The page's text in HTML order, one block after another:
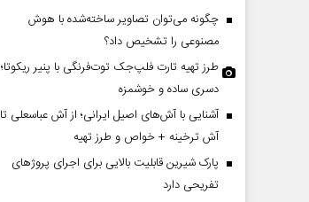
چگونه می‌توان تصاویر ساخته‌شده با هوش
مصنوعی را تشخیص داد؟
طرز تهیه تارت فلپ‌جک توت‌فرنگی با پنیر ریکوتا؛
دسری ساده و خوشمزه
آشنایی با آش‌های اصیل ایرانی؛ از آش عباسعلی تا
آش ترخینه + خواص و طرز تهیه
پارک شیرین قابلیت‌ بالایی برای اجرای پروژهای
تفریحی دارد